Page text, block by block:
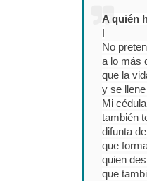
A quién
I
No
a lo más
que la
y se
Mi
también
difunta
que
quien
que